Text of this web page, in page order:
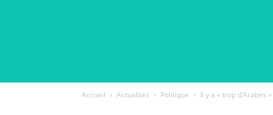
Accueil Actualités Politique Il y a « trop d’Arabes